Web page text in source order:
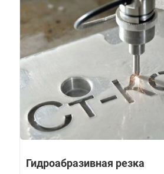
Гидроабразивная резка